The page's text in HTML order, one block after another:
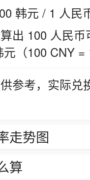
韩元 / 1 人民
出 100 人民
（100 CNY =
参考，实际
走势图
算